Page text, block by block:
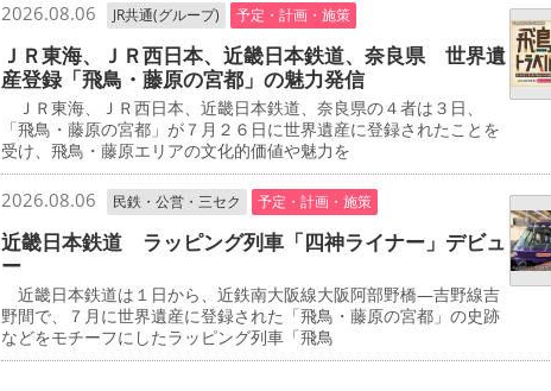
2026.08.06 JR共通(グループ) 予定・計画・施策
ＪＲ東海、ＪＲ西日本、近畿日本鉄道、奈良県 世界遺
産登録「飛鳥・藤原の宮都」の魅力発信
ＪＲ東海、ＪＲ西日本、近畿日本鉄道、奈良県の４者は３日、
「飛鳥・藤原の宮都」が７月２６日に世界遺産に登録されたことを
受け、飛鳥・藤原エリアの文化的価値や魅力を
2026.08.06 民鉄・公営・三セク 予定・計画・施策
近畿日本鉄道 ラッピング列車「四神ライナー」デビュ
ー
近畿日本鉄道は１日から、近鉄南大阪線大阪阿部野橋―吉野線吉
野間で、７月に世界遺産に登録された「飛鳥・藤原の宮都」の史跡
などをモチーフにしたラッピング列車「飛鳥